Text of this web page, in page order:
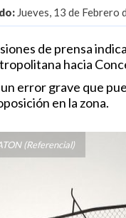
Jueves, 13 de Febrero
de prensa
hacia
error grave que
en la zona.
(Referencial)